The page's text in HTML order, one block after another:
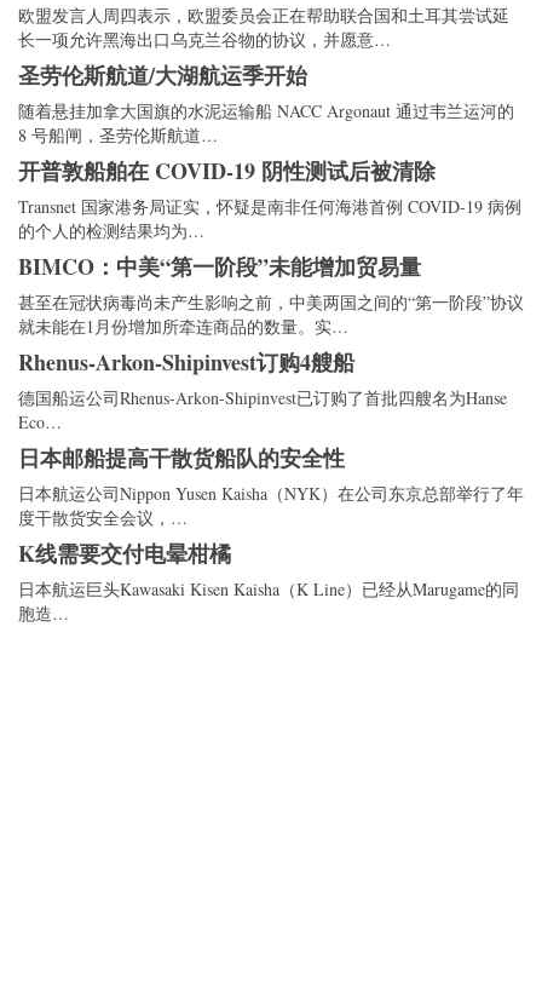
欧盟发言人周四表示，欧盟委员会正在帮助联合国和土耳其尝试延
长一项允许黑海出口乌克兰谷物的协议，并愿意…
圣劳伦斯航道/大湖航运季开始
随着悬挂加拿大国旗的水泥运输船 NACC Argonaut 通过韦兰运河的
8 号船闸，圣劳伦斯航道…
开普敦船舶在 COVID-19 阴性测试后被清除
Transnet 国家港务局证实，怀疑是南非任何海港首例 COVID-19 病例
的个人的检测结果均为…
BIMCO：中美“第一阶段”未能增加贸易量
甚至在冠状病毒尚未产生影响之前，中美两国之间的“第一阶段”协议
就未能在1月份增加所牵连商品的数量。实…
Rhenus-Arkon-Shipinvest订购4艘船
德国船运公司Rhenus-Arkon-Shipinvest已订购了首批四艘名为Hanse
Eco…
日本邮船提高干散货船队的安全性
日本航运公司Nippon Yusen Kaisha（NYK）在公司东京总部举行了年
度干散货安全会议，…
K线需要交付电晕柑橘
日本航运巨头Kawasaki Kisen Kaisha（K Line）已经从Marugame的同
胞造…